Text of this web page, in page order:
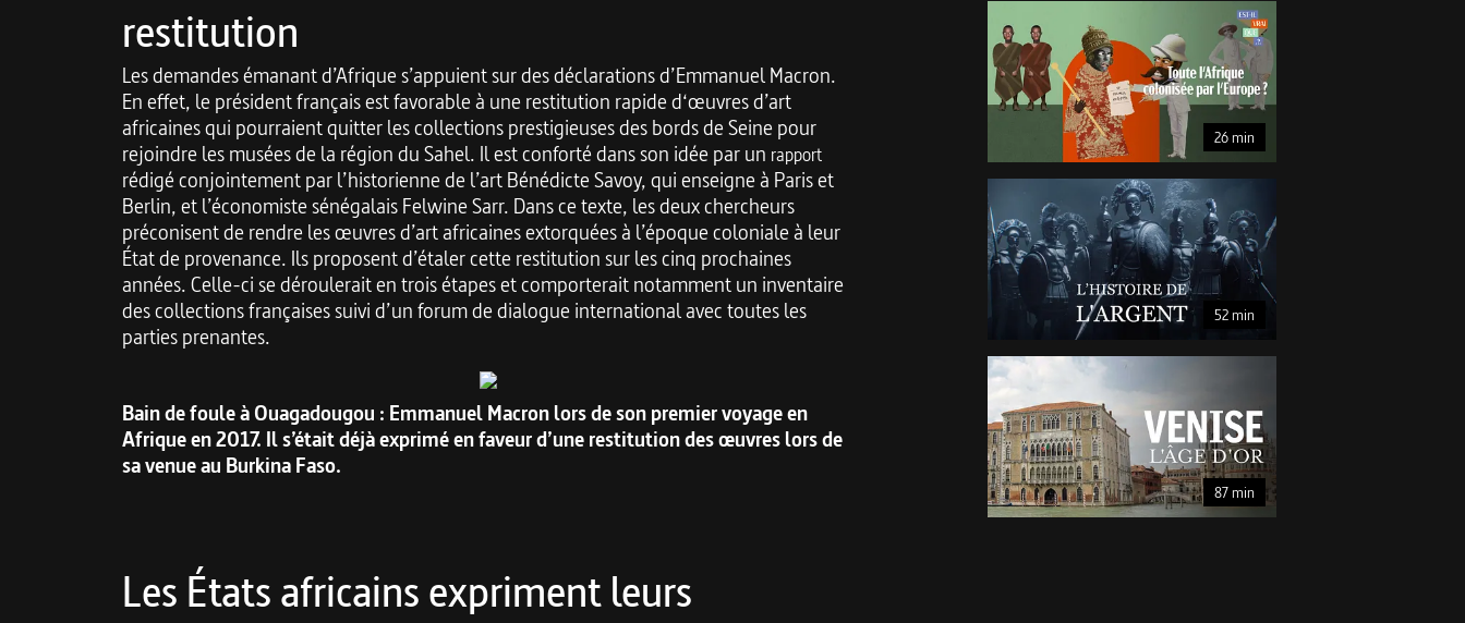
restitution
Les demandes émanant d’Afrique s’appuient sur des déclarations d’Emmanuel Macron.
En effet, le président français est favorable à une restitution rapide d‘œuvres d’art
africaines qui pourraient quitter les collections prestigieuses des bords de Seine pour
rejoindre les musées de la région du Sahel. Il est conforté dans son idée par un rapport
rédigé conjointement par l’historienne de l’art Bénédicte Savoy, qui enseigne à Paris et
Berlin, et l’économiste sénégalais Felwine Sarr. Dans ce texte, les deux chercheurs
préconisent de rendre les œuvres d’art africaines extorquées à l’époque coloniale à leur
État de provenance. Ils proposent d’étaler cette restitution sur les cinq prochaines
années. Celle-ci se déroulerait en trois étapes et comporterait notammentun inventaire
des collections françaises suivi d’un forum de dialogue international avec toutes les
parties prenantes.
Bain de foule à Ouagadougou : Emmanuel Macron lors de son premier voyage en
Afrique en 2017. Il s’était déjà exprimé en faveur d’une restitution des œuvres lors de
sa venue au Burkina Faso.
Les États africains expriment leurs
Est-il vrai que toute l'Afrique a été colonisée par les Européens ? 26
26 min
Est-il vrai que toute l'Afrique a été colonisée par les
La fabuleuse histoire de l'argent (1/4) Et l’Homme créa la monnaie
52 min
La fabuleuse histoire de l'argent (1/4) Et l’Homme créa
Venise : l’âge d’or 87 min
87 min
Venise : l’âge d’or